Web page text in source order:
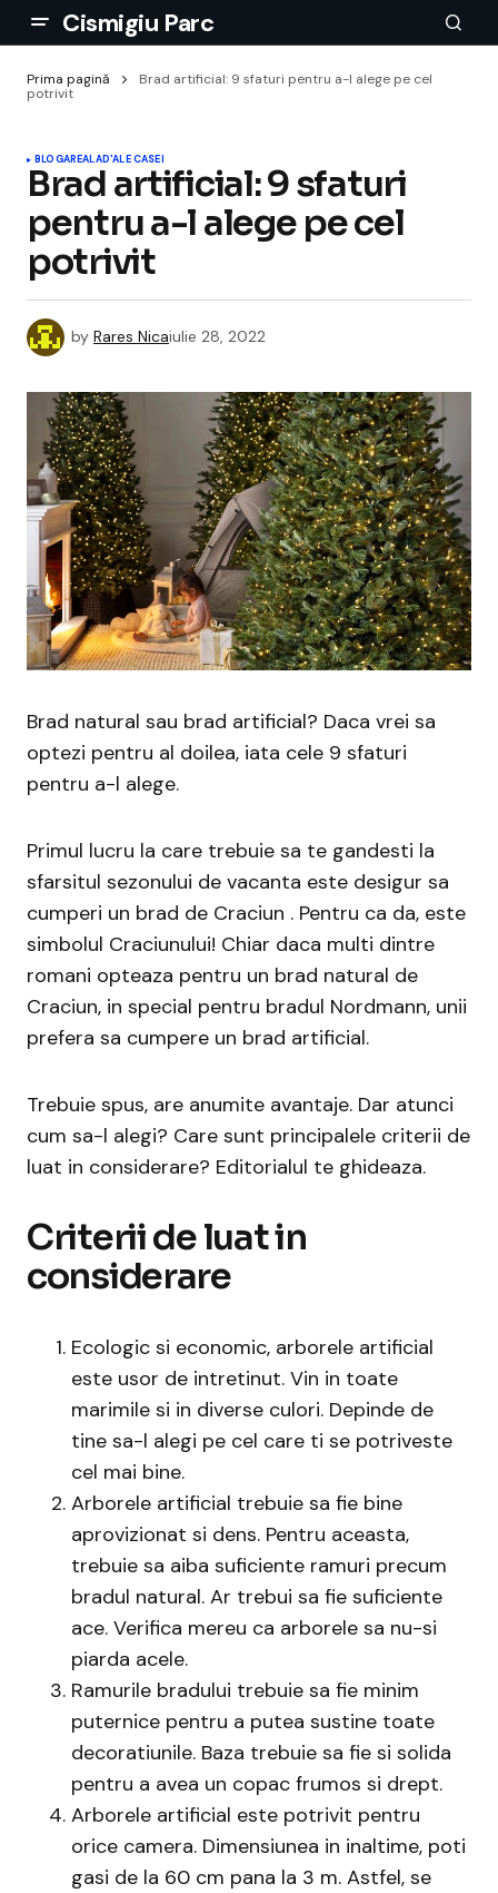
Cismigiu Parc
Prima pagină
Brad artificial: 9 sfaturi pentru a-l alege pe cel
potrivit
BLOGAREALAD'ALE CASEI
Brad artificial: 9 sfaturi
pentru a-l alege pe cel
potrivit
by Rares Nicaiulie 28, 2022
Brad natural sau brad artificial? Daca vrei sa
optezi pentru al doilea, iata cele 9 sfaturi
pentru a-l alege.
Primul lucru la care trebuie sa te gandesti la
sfarsitul sezonului de vacanta este desigur sa
cumperi un brad de Craciun . Pentru ca da, este
simbolul Craciunului! Chiar daca multi dintre
romani opteaza pentru un brad natural de
Craciun, in special pentru bradul Nordmann, unii
prefera sa cumpere un brad artificial.
Trebuie spus, are anumite avantaje. Dar atunci
cum sa-l alegi? Care sunt principalele criterii de
luat in considerare? Editorialul te ghideaza.
Criterii de luat in
considerare
Ecologic si economic, arborele artificial
este usor de intretinut. Vin in toate
marimile si in diverse culori. Depinde de
tine sa-l alegi pe cel care ti se potriveste
cel mai bine.
Arborele artificial trebuie sa fie bine
aprovizionat si dens. Pentru aceasta,
trebuie sa aiba suficiente ramuri precum
bradul natural. Ar trebui sa fie suficiente
ace. Verifica mereu ca arborele sa nu-si
piarda acele.
Ramurile bradului trebuie sa fie minim
puternice pentru a putea sustine toate
decoratiunile. Baza trebuie sa fie si solida
pentru a avea un copac frumos si drept.
Arborele artificial este potrivit pentru
orice camera. Dimensiunea in inaltime, poti
gasi de la 60 cm pana la 3 m. Astfel, se